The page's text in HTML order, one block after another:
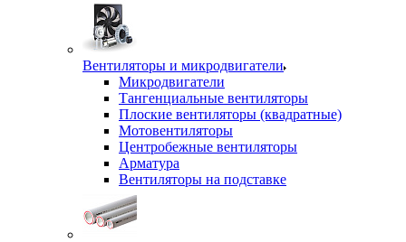
Вентиляторы и микродвигатели
Микродвигатели
Тангенциальные вентиляторы
Плоские вентиляторы (квадратные)
Мотовентиляторы
Центробежные вентиляторы
Арматура
Вентиляторы на подставке